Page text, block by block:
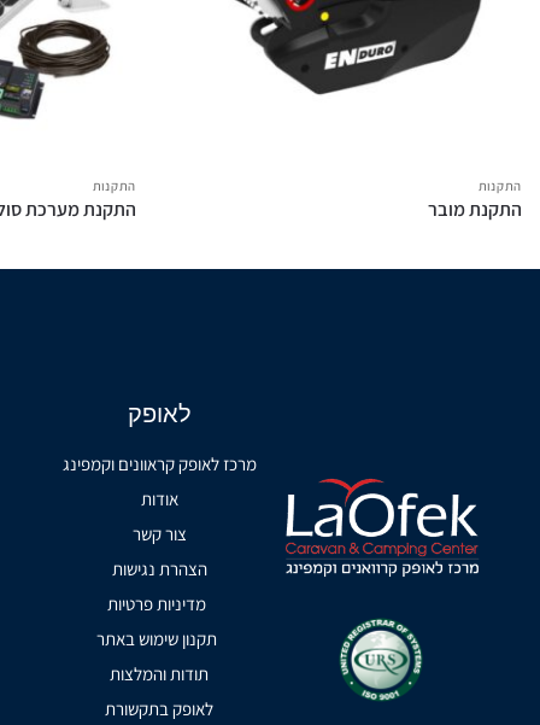
התקנות
התקנת מובר
התקנות
התקנת מערכת
לאופק
מרכז לאופק קראוונים וקמפינג
אודות
צור קשר
הצהרת נגישות
מדיניות פרטיות
תקנון שימוש באתר
תודות והמלצות
לאופק בתקשורת